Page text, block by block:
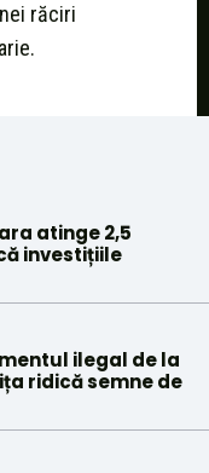
răciri
atinge 2,5
investițiile
ilegal de la
ridică semne de